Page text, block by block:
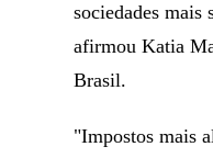
sociedades mais
afirmou Katia
Brasil.
"Impostos mais